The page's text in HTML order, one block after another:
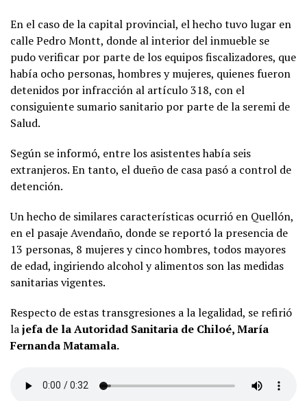
En el caso de la capital provincial, el hecho tuvo lugar en
calle Pedro Montt, donde al interior del inmueble se
pudo verificar por parte de los equipos fiscalizadores, que
había ocho personas, hombres y mujeres, quienes fueron
detenidos por infracción al artículo 318, con el
consiguiente sumario sanitario por parte de la seremi de
Salud.
Según se informó, entre los asistentes había seis
extranjeros. En tanto, el dueño de casa pasó a control de
detención.
Un hecho de similares características ocurrió en Quellón,
en el pasaje Avendaño, donde se reportó la presencia de
13 personas, 8 mujeres y cinco hombres, todos mayores
de edad, ingiriendo alcohol y alimentos son las medidas
sanitarias vigentes.
Respecto de estas transgresiones a la legalidad, se refirió
lajefa de la Autoridad Sanitaria de Chiloé, María
Fernanda Matamala.